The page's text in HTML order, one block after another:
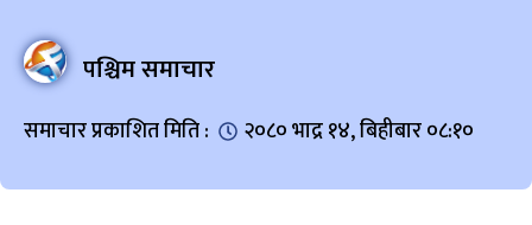
पश्चिम समाचार
समाचार प्रकाशित मिति : २०८० भाद्र १४, बिहीबार ०८:१०